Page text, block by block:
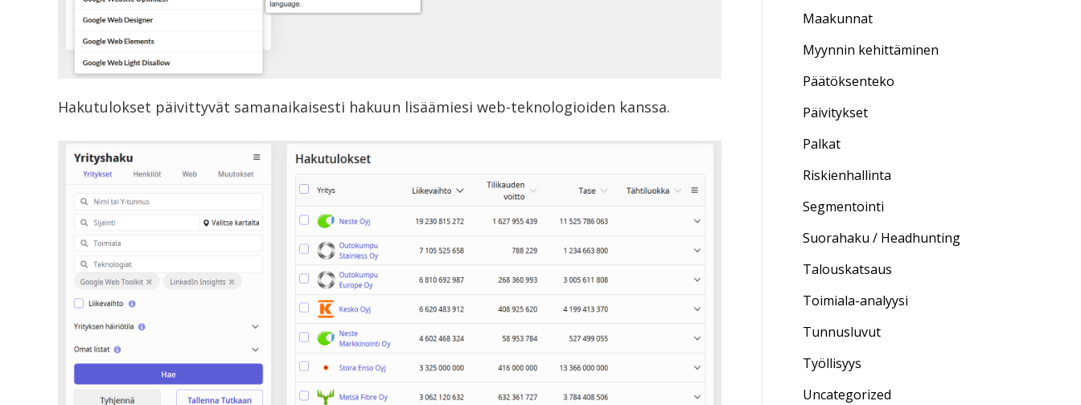
Hakutulokset päivittyvät samanaikaisesti hakuun lisäämiesi web-teknologioiden kanssa.
Maakunnat
Myynnin kehittäminen
Päätöksenteko
Päivitykset
Palkat
Riskienhallinta
Segmentointi
Suorahaku / Headhunting
Talouskatsaus
Toimiala-analyysi
Tunnusluvut
Työllisyys
Uncategorized